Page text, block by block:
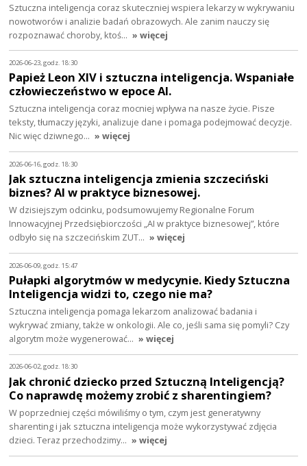
Sztuczna inteligencja coraz skuteczniej wspiera lekarzy w wykrywaniu
nowotworów i analizie badań obrazowych. Ale zanim nauczy się
rozpoznawać choroby, ktoś… » więcej
2026-06-23, godz. 18:30
Papież Leon XIV i sztuczna inteligencja. Wspaniałe
człowieczeństwo w epoce AI.
Sztuczna inteligencja coraz mocniej wpływa na nasze życie. Pisze
teksty, tłumaczy języki, analizuje dane i pomaga podejmować decyzje.
Nic więc dziwnego… » więcej
2026-06-16, godz. 18:30
Jak sztuczna inteligencja zmienia szczeciński
biznes? AI w praktyce biznesowej.
W dzisiejszym odcinku, podsumowujemy Regionalne Forum
Innowacyjnej Przedsiębiorczości „AI w praktyce biznesowej”, które
odbyło się na szczecińskim ZUT… » więcej
2026-06-09, godz. 15:47
Pułapki algorytmów w medycynie. Kiedy Sztuczna
Inteligencja widzi to, czego nie ma?
Sztuczna inteligencja pomaga lekarzom analizować badania i
wykrywać zmiany, także w onkologii. Ale co, jeśli sama się pomyli? Czy
algorytm może wygenerować… » więcej
2026-06-02, godz. 18:30
Jak chronić dziecko przed Sztuczną Inteligencją?
Co naprawdę możemy zrobić z sharentingiem?
W poprzedniej części mówiliśmy o tym, czym jest generatywny
sharenting i jak sztuczna inteligencja może wykorzystywać zdjęcia
dzieci. Teraz przechodzimy… » więcej